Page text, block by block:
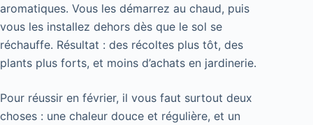
aromatiques. Vous les démarrez au chaud, puis
vous les installez dehors dès que le sol se
réchauffe. Résultat : des récoltes plus tôt, des
plants plus forts, et moins d’achats en jardinerie.
Pour réussir en février, il vous faut surtout deux
choses : une chaleur douce et régulière, et un